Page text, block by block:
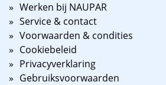
Werken bij NAUPAR
Service & contact
Voorwaarden & condities
Cookiebeleid
Privacyverklaring
Gebruiksvoorwaarden